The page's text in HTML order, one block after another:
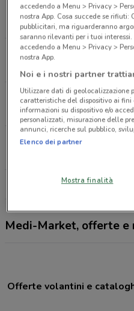
Via Cola di Rienzo,
12.8 km
Via Laurentina, 865
Via Alberto Lionello,
21 km
APERTO
Via Tuscolana, 803
Medi-Market, offerte e
Offerte volantini e
accedendo a Menu > Privacy >
nostra App. Cosa succede se
pubblicitari, ma riguarderanno
saranno rilevanti per i tuoi
accedendo a Menu > Privacy >
nostra App.
Noi e i nostri partner
Utilizzare dati di geolocalizzazione
caratteristiche del dispositivo ai
informazioni su dispositivo e/o
personalizzati, misurazione delle
annunci, ricerche sul pubblico,
Elenco dei partner
Mostra finalità